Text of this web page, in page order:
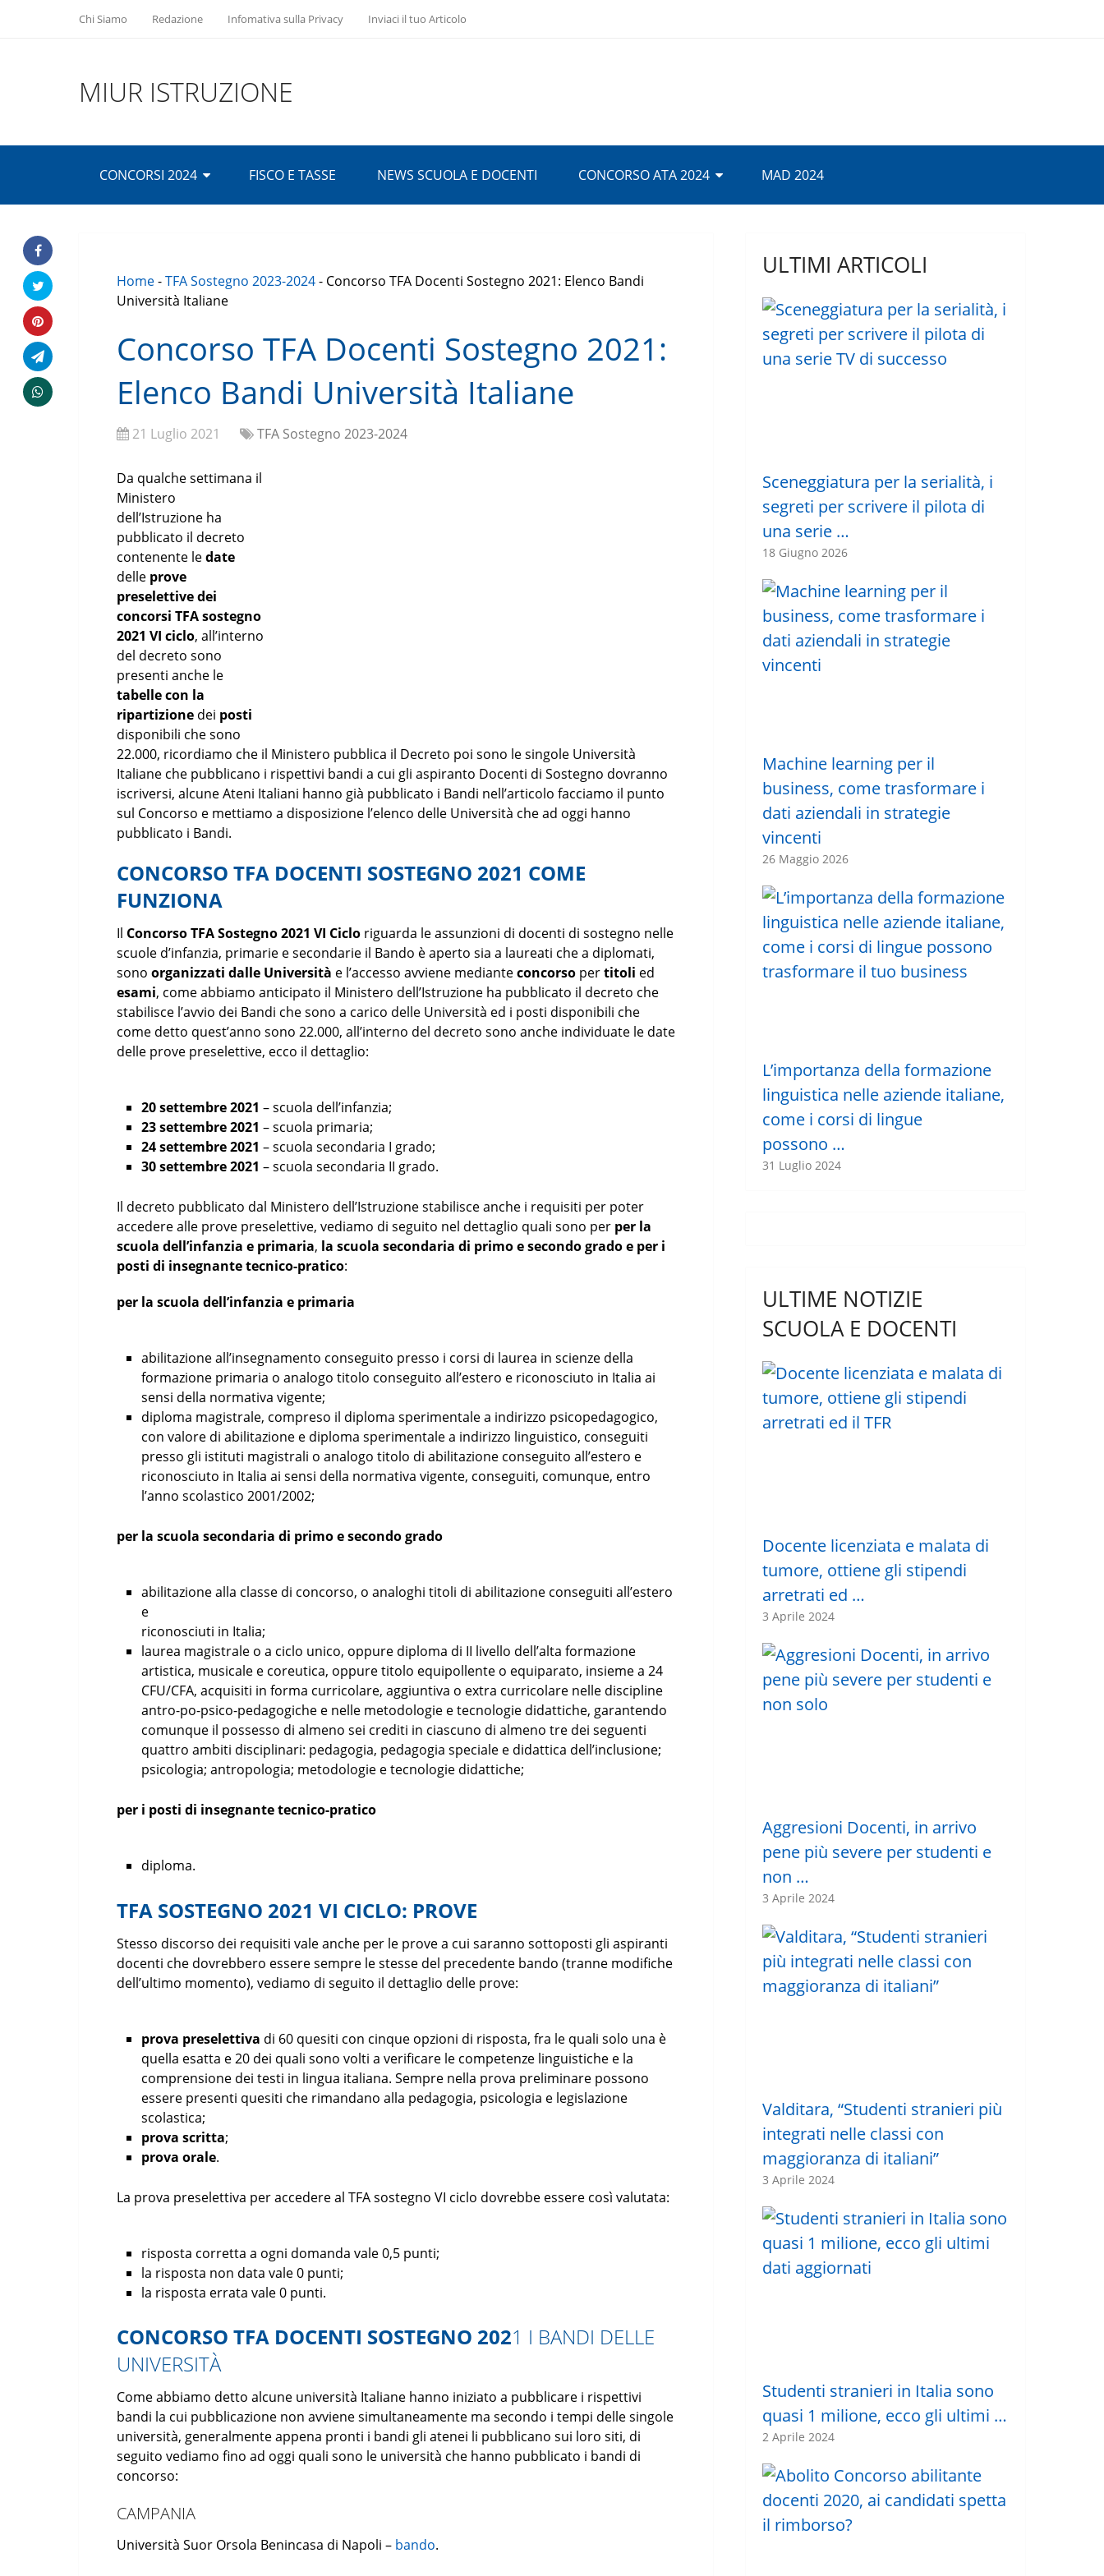
Chi Siamo Redazione Infomativa sulla Privacy Inviaci il tuo Articolo
MIUR ISTRUZIONE
CONCORSI 2024 FISCO E TASSE NEWS SCUOLA E DOCENTI CONCORSO ATA 2024 MAD 2024
Home-TFA Sostegno 2023-2024- Concorso TFA Docenti Sostegno 2021: Elenco Bandi
Università Italiane
Concorso TFA Docenti Sostegno 2021:
Elenco Bandi Università Italiane
21 Luglio 2021 TFA Sostegno 2023-2024
Da qualche settimana il
Ministero
dell’Istruzione ha
pubblicato il decreto
contenente ledate
delle prove
preselettive dei
concorsi TFA sostegno
2021 VI ciclo, all’interno
del decreto sono
presenti anche le
tabelle con la
ripartizione dei posti
disponibili che sono
22.000, ricordiamo che il Ministero pubblica il Decreto poi sono le singole Università
Italiane che pubblicano i rispettivi bandi a cui gli aspiranto Docenti di Sostegno dovranno
iscriversi, alcune Ateni Italiani hanno già pubblicato i Bandi nell’articolo facciamo il punto
sul Concorso e mettiamo a disposizione l’elenco delle Università che ad oggi hanno
pubblicato i Bandi.
CONCORSO TFA DOCENTI SOSTEGNO 2021 COME
FUNZIONA
Il Concorso TFA Sostegno 2021 VI Ciclo riguarda le assunzioni di docenti di sostegno nelle
scuole d’infanzia, primarie e secondarie il Bando è aperto sia a laureati che a diplomati,
sono organizzati dalle Università e l’accesso avviene medianteconcorso pertitoli ed
esami, come abbiamo anticipato il Ministero dell’Istruzione ha pubblicato il decreto che
stabilisce l’avvio dei Bandi che sono a carico delle Università ed i posti disponibili che
come detto quest’anno sono 22.000, all’interno del decreto sono anche individuate le date
delle prove preselettive, ecco il dettaglio:
20 settembre 2021 – scuola dell’infanzia;
23 settembre 2021 – scuola primaria;
24 settembre 2021 – scuola secondaria I grado;
30 settembre 2021 – scuola secondaria II grado.
Il decreto pubblicato dal Ministero dell’Istruzione stabilisce anche i requisiti per poter
accedere alle prove preselettive, vediamo di seguito nel dettaglio quali sono per per la
scuola dell’infanzia e primaria, la scuola secondaria di primo e secondo grado e per i
posti di insegnante tecnico-pratico:
per la scuola dell’infanzia e primaria
abilitazione all’insegnamento conseguito presso i corsi di laurea in scienze della
formazione primaria o analogo titolo conseguito all’estero e riconosciuto in Italia ai
sensi della normativa vigente;
diploma magistrale, compreso il diploma sperimentale a indirizzo psicopedagogico,
con valore di abilitazione e diploma sperimentale a indirizzo linguistico, conseguiti
presso gli istituti magistrali o analogo titolo di abilitazione conseguito all’estero e
riconosciuto in Italia ai sensi della normativa vigente, conseguiti, comunque, entro
l’anno scolastico 2001/2002;
per la scuola secondaria di primo e secondo grado
abilitazione alla classe di concorso, o analoghi titoli di abilitazione conseguiti all’estero
e
riconosciuti in Italia;
laurea magistrale o a ciclo unico, oppure diploma di II livello dell’alta formazione
artistica, musicale e coreutica, oppure titolo equipollente o equiparato, insieme a 24
CFU/CFA, acquisiti in forma curricolare, aggiuntiva o extra curricolare nelle discipline
antro-po-psico-pedagogiche e nelle metodologie e tecnologie didattiche, garantendo
comunque il possesso di almeno sei crediti in ciascuno di almeno tre dei seguenti
quattro ambiti disciplinari: pedagogia, pedagogia speciale e didattica dell’inclusione;
psicologia; antropologia; metodologie e tecnologie didattiche;
per i posti di insegnante tecnico-pratico
diploma.
TFA SOSTEGNO 2021 VI CICLO: PROVE
Stesso discorso dei requisiti vale anche per le prove a cui saranno sottoposti gli aspiranti
docenti che dovrebbero essere sempre le stesse del precedente bando (tranne modifiche
dell’ultimo momento), vediamo di seguito il dettaglio delle prove:
prova preselettiva di 60 quesiti con cinque opzioni di risposta, fra le quali solo una è
quella esatta e 20 dei quali sono volti a verificare le competenze linguistiche e la
comprensione dei testi in lingua italiana. Sempre nella prova preliminare possono
essere presenti quesiti che rimandano alla pedagogia, psicologia e legislazione
scolastica;
prova scritta;
prova orale.
La prova preselettiva per accedere al TFA sostegno VI ciclo dovrebbe essere così valutata:
risposta corretta a ogni domanda vale 0,5 punti;
la risposta non data vale 0 punti;
la risposta errata vale 0 punti.
CONCORSO TFA DOCENTI SOSTEGNO 2021 I BANDI DELLE
UNIVERSITÀ
Come abbiamo detto alcune università Italiane hanno iniziato a pubblicare i rispettivi
bandi la cui pubblicazione non avviene simultaneamente ma secondo i tempi delle singole
università, generalmente appena pronti i bandi gli atenei li pubblicano sui loro siti, di
seguito vediamo fino ad oggi quali sono le università che hanno pubblicato i bandi di
concorso:
CAMPANIA
Università Suor Orsola Benincasa di Napoli – bando.
ULTIMI ARTICOLI
Sceneggiatura per la serialità, i
segreti per scrivere il pilota di
una serie …
18 Giugno 2026
Machine learning per il
business, come trasformare i
dati aziendali in strategie
vincenti
26 Maggio 2026
L’importanza della formazione
linguistica nelle aziende italiane,
come i corsi di lingue
possono …
31 Luglio 2024
ULTIME NOTIZIE
SCUOLA E DOCENTI
Docente licenziata e malata di
tumore, ottiene gli stipendi
arretrati ed …
3 Aprile 2024
Aggresioni Docenti, in arrivo
pene più severe per studenti e
non …
3 Aprile 2024
Valditara, “Studenti stranieri più
integrati nelle classi con
maggioranza di italiani”
3 Aprile 2024
Studenti stranieri in Italia sono
quasi 1 milione, ecco gli ultimi …
2 Aprile 2024